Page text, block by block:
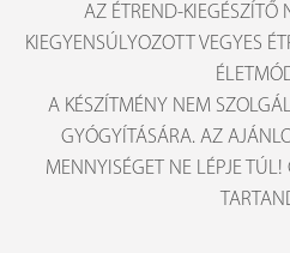
AZ ÉTREND-KIEGÉSZÍTŐ
KIEGYENSÚLYOZOTT VEGYES
A KÉSZÍTMÉNY NEM
GYÓGYÍTÁSÁRA. AZ
MENNYISÉGET NE LÉPJE